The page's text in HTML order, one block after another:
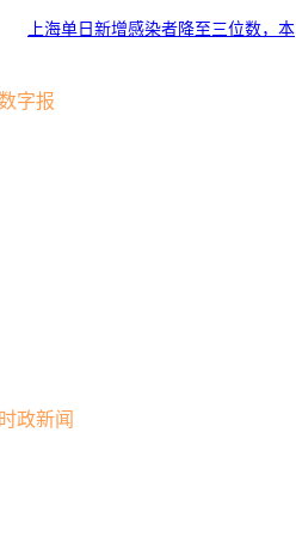
上海单日新增感染者降至三位数，本
字报
时政新闻